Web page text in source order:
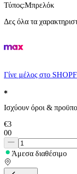
Τύπος:Μπρελόκ
Δες όλα τα
Γίνε μέλος στο
Ισχύουν όροι &
€3
00
Άμεσα διαθέσιμο